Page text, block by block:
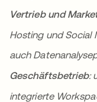
Vertrieb und
Hosting und Social
auch
Geschäftsbetrieb:
integrierte